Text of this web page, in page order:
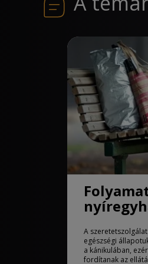
A
egészségi
a kánikulában,
fordítanak az